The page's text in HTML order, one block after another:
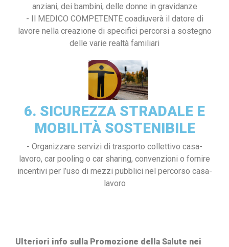
anziani, dei bambini, delle donne in gravidanze
- Il MEDICO COMPETENTE coadiuverà il datore di
lavore nella creazione di specifici percorsi a sostegno
delle varie realtà familiari
6. SICUREZZA STRADALE E
MOBILITÀ SOSTENIBILE
- Organizzare servizi di trasporto collettivo casa-
lavoro, car pooling o car sharing, convenzioni o fornire
incentivi per l’uso di mezzi pubblici nel percorso casa-
lavoro
Ulteriori info sulla Promozione della Salute nei